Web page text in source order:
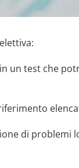
un test che
di problemi